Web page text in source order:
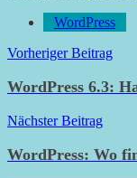
WordPress
Vorheriger Beitrag
WordPress 6.3:
Nächster Beitrag
WordPress: Wo